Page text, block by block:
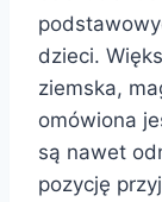
dzieci.
ziemska,
omówiona
są nawet
pozycję